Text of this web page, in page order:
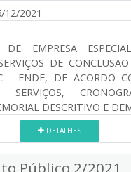
12/2021
DE EMPRESA
DE
- FNDE, DE ACORDO
DESCRITIVO E
DETALHES
Público 2/2021